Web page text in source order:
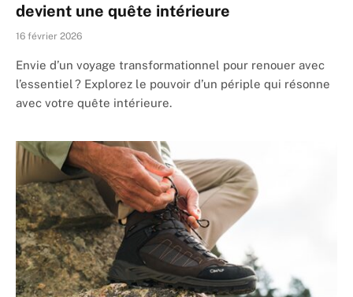
devient une quête intérieure
16 février 2026
Envie d’un voyage transformationnel pour renouer avec
l’essentiel ? Explorez le pouvoir d’un périple qui résonne
avec votre quête intérieure.